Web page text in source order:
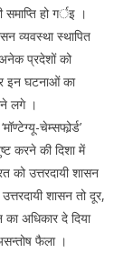
हो गर्इ ।
व्यवस्था स्थापित
प्रदेशों को
इन घटनाओं का
लगे ।
चेम्सफोर्र्ड’
करने की दिशा में
को उत्तरदायी शासन
शासन तो दूर,
अधिकार दे दिया
फैला ।